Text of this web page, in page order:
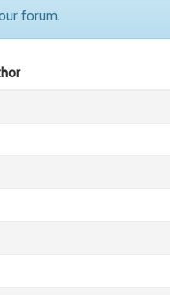
forum.